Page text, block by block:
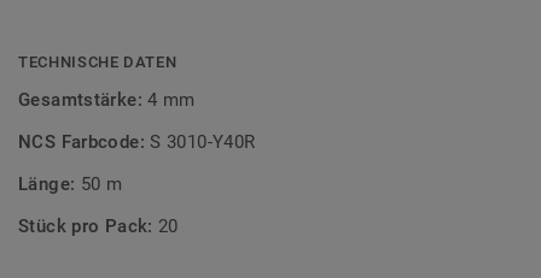
TECHNISCHE DATEN
Gesamtstärke:4 mm
NCS Farbcode:S 3010-Y40R
Länge: 50 m
Stück pro Pack: 20